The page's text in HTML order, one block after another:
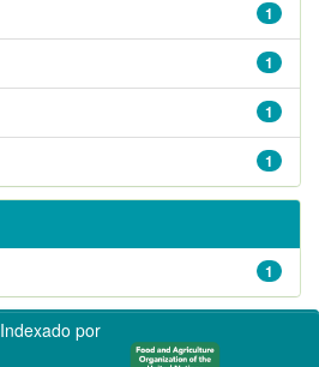
1
1
1
1
1
Indexado por